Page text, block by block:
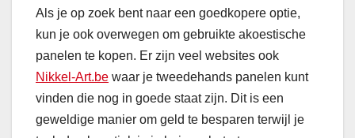
Als je op zoek bent naar een goedkopere optie,
kun je ook overwegen om gebruikte akoestische
panelen te kopen. Er zijn veel websites ook
Nikkel-Art.be waar je tweedehands panelen kunt
vinden die nog in goede staat zijn. Dit is een
geweldige manier om geld te besparen terwijl je